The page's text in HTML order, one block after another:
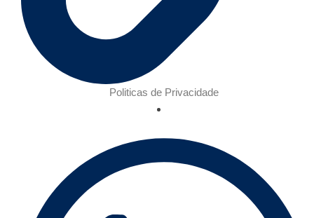
Politicas de Privacidade